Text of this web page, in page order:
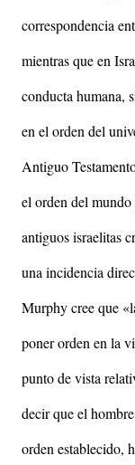
correspondencia
mientras que en
conducta humana,
en el orden del
Antiguo
el orden del
antiguos israelitas
una incidencia
Murphy cree que
poner orden en la
punto de vista
decir que el
orden establecido,